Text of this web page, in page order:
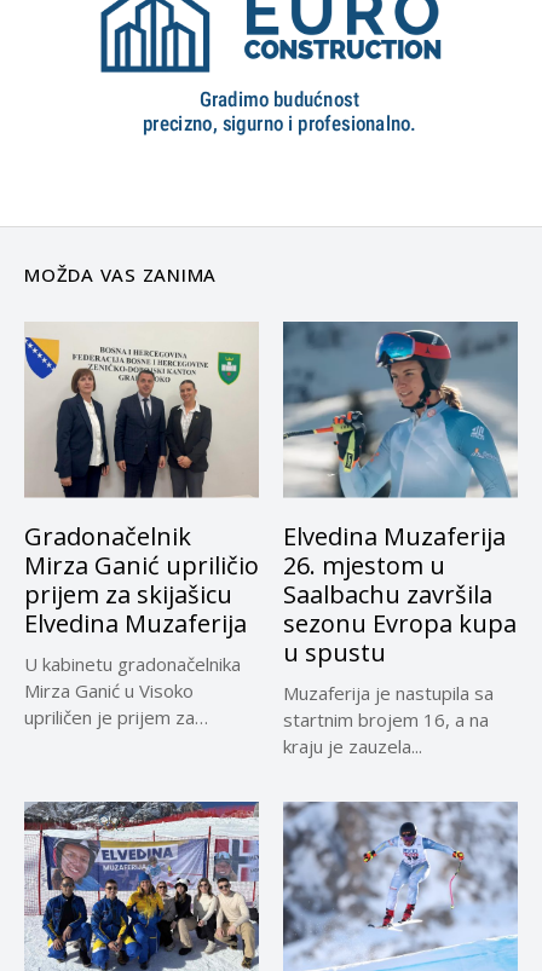
MOŽDA VAS ZANIMA
Gradonačelnik
Mirza Ganić upriličio
prijem za skijašicu
Elvedina Muzaferija
U kabinetu gradonačelnika
Mirza Ganić u Visoko
upriličen je prijem za
Elvedina Muzaferija
26. mjestom u
Saalbachu završila
sezonu Evropa kupa
u spustu
Muzaferija je nastupila sa
startnim brojem 16, a na
kraju je zauzela...